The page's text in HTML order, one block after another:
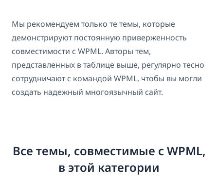
Мы рекомендуем только те темы, которые
демонстрируют постоянную приверженность
совместимости с WPML. Авторы тем,
представленных в таблице выше, регулярно тесно
сотрудничают с командой WPML, чтобы вы могли
создать надежный многоязычный сайт.
Все темы, совместимые с WPML,
в этой категории